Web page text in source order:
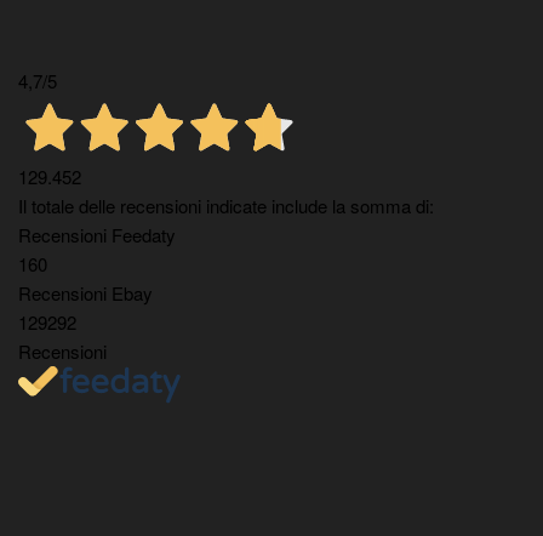
4,7/5
129.452
Il totale delle recensioni indicate include la somma di:
Recensioni Feedaty
160
Recensioni Ebay
129292
Recensioni